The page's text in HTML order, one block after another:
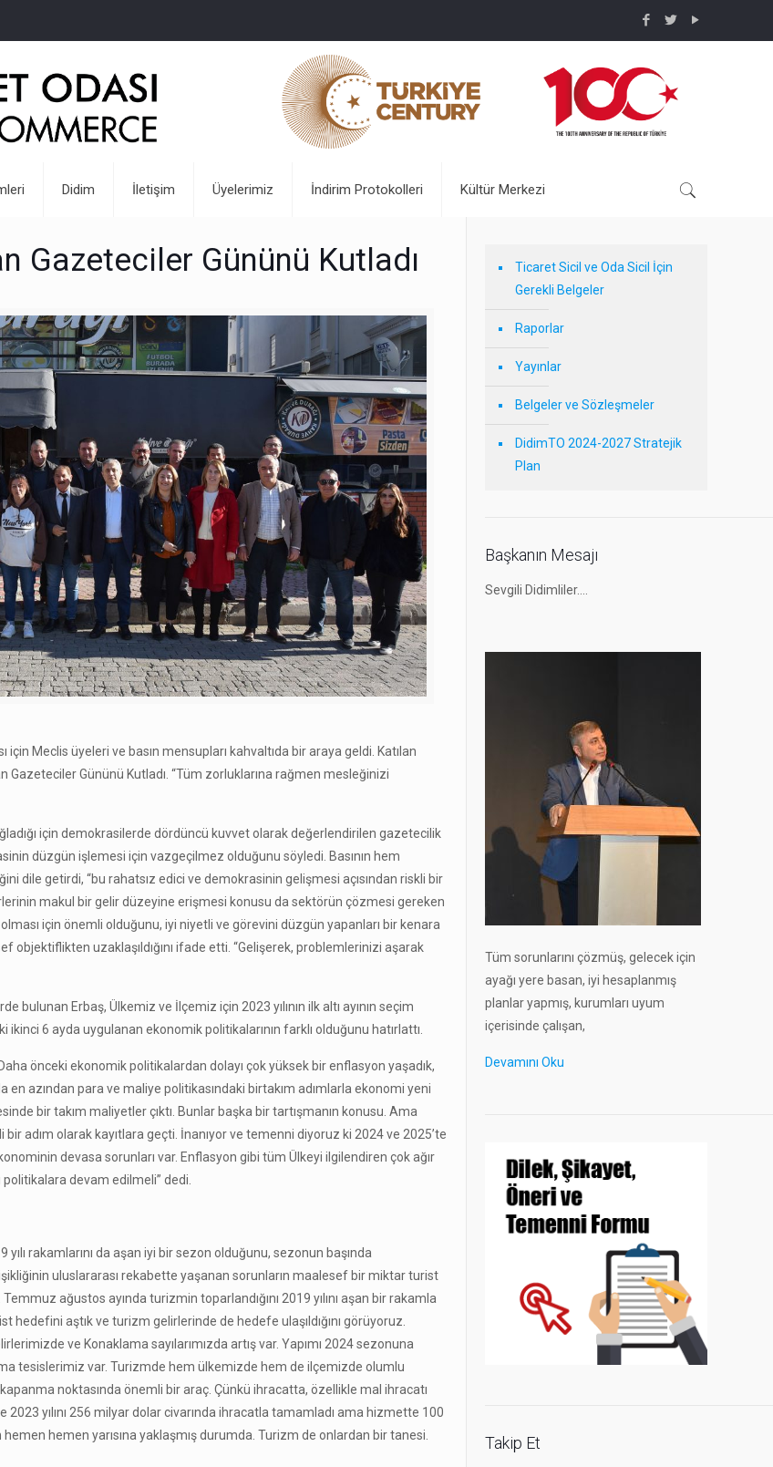
Didim İletişim Üyelerimiz İndirim Protokolleri Kültür Merkezi
Gazeteciler Gününü Kutladı
Meclis üyeleri ve basın mensupları kahvaltıda bir araya geldi. Katılan
Gününü Kutladı. “Tüm zorluklarına rağmen mesleğinizi
için demokrasilerde dördüncü kuvvet olarak değerlendirilen gazetecilik
düzgün işlemesi için vazgeçilmez olduğunu söyledi. Basının hem
dile getirdi, “bu rahatsız edici ve demokrasinin gelişmesi açısından riskli bir
makul bir gelir düzeyine erişmesi konusu da sektörün çözmesi gereken
için önemli olduğunu, iyi niyetli ve görevini düzgün yapanları bir kenara
objektiflikten uzaklaşıldığını ifade etti. “Gelişerek, problemlerinizi aşarak
bulunan Erbaş, Ülkemiz ve İlçemiz için 2023 yılının ilk altı ayının seçim
6 ayda uygulanan ekonomik politikalarının farklı olduğunu hatırlattı.
önceki ekonomik politikalardan dolayı çok yüksek bir enflasyon yaşadık,
azından para ve maliye politikasındaki birtakım adımlarla ekonomi yeni
bir takım maliyetler çıktı. Bunlar başka bir tartışmanın konusu. Ama
adım olarak kayıtlara geçti. İnanıyor ve temenni diyoruz ki 2024 ve 2025’te
devasa sorunları var. Enflasyon gibi tüm Ülkeyi ilgilendiren çok ağır
politikalara devam edilmeli” dedi.
rakamlarını da aşan iyi bir sezon olduğunu, sezonun başında
uluslararası rekabette yaşanan sorunların maalesef bir miktar turist
ağustos ayında turizmin toparlandığını 2019 yılını aşan bir rakamla
hedefini aştık ve turizm gelirlerinde de hedefe ulaşıldığını görüyoruz.
ve Konaklama sayılarımızda artış var. Yapımı 2024 sezonuna
tesislerimiz var. Turizmde hem ülkemizde hem de ilçemizde olumlu
noktasında önemli bir araç. Çünkü ihracatta, özellikle mal ihracatı
yılını 256 milyar dolar civarında ihracatla tamamladı ama hizmette 100
hemen yarısına yaklaşmış durumda. Turizm de onlardan bir tanesi.
Ticaret Sicil ve Oda Sicil İçin
Gerekli Belgeler
Raporlar
Yayınlar
Belgeler ve Sözleşmeler
DidimTO 2024-2027 Stratejik
Plan
Başkanın Mesajı
Sevgili Didimliler….
Tüm sorunlarını çözmüş, gelecek için
ayağı yere basan, iyi hesaplanmış
planlar yapmış, kurumları uyum
içerisinde çalışan,
Devamını Oku
Takip Et